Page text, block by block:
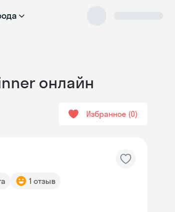
онлайн
Избранное 0
1 отзыв